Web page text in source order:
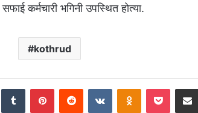
कर्मचारी भगिनी उपस्थित होत्या.
kothrud
TumblrPinterestReddit VKontakteOdnoklassniki
Pocket